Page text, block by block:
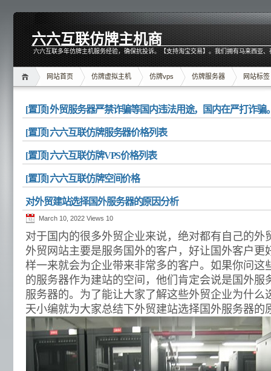
六六互联仿牌主机商
六六互联多年仿牌主机服务经验，确保抗投诉。【支持淘宝交易】。我们拥有马来西亚
网站首页 仿牌虚拟主机 仿牌vps 仿牌服务器 网站标签
[置顶] 外贸服务器严禁诈骗等国内违法用途，国内在严打诈骗
[置顶] 六六互联仿牌服务器价格列表
[置顶] 六六互联仿牌VPS价格列表
[置顶] 六六互联仿牌空间价格
对外贸建站选择国外服务器的原因分析
March 10, 2022 Views 10
对于国内的很多外贸企业来说，绝对都有自己的外
外贸网站主要是服务国外的客户，好让国外客户更
样一来就会为企业带来非常多的客户。如果你问这
的服务器作为建站的空间，他们肯定会说是国外服
服务器的。为了能让大家了解这些外贸企业为什么
天小编就为大家总结下外贸建站选择国外服务器的